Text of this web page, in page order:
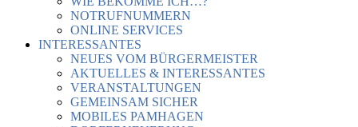
NOTRUFNUMMERN
ONLINE SERVICES
INTERESSANTES
NEUES VOM BÜRGERMEISTER
AKTUELLES & INTERESSANTES
VERANSTALTUNGEN
GEMEINSAM SICHER
MOBILES PAMHAGEN